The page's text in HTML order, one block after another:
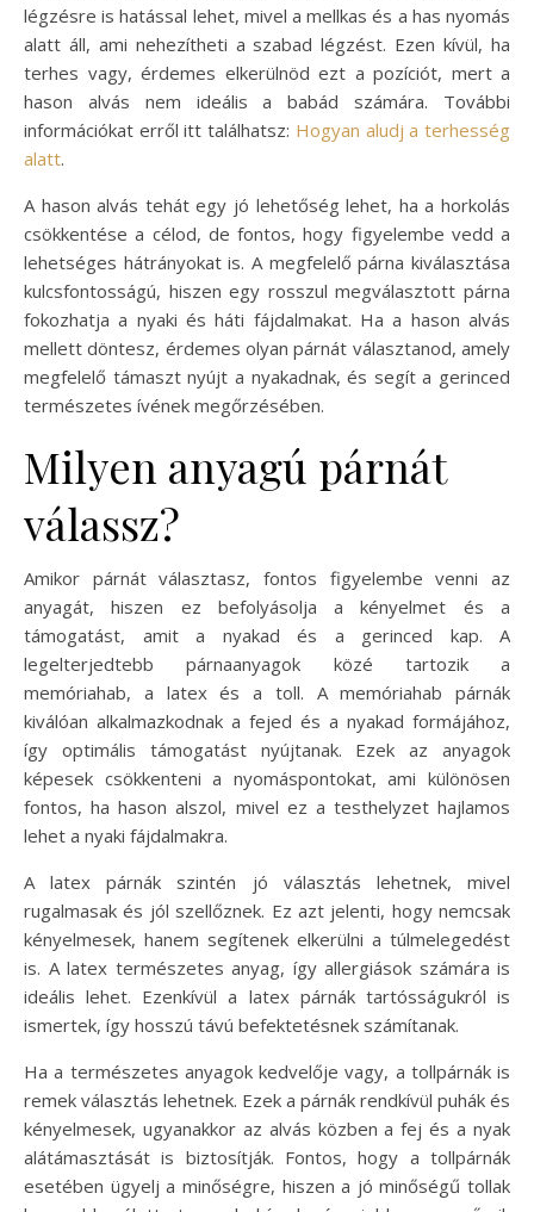
légzésre is hatással lehet, mivel a mellkas és a has nyomás
alatt áll, ami nehezítheti a szabad légzést. Ezen kívül, ha
terhes vagy, érdemes elkerülnöd ezt a pozíciót, mert a
hason alvás nem ideális a babád számára. További
információkat erről itt találhatsz: Hogyan aludj a terhesség
alatt.
A hason alvás tehát egy jó lehetőség lehet, ha a horkolás
csökkentése a célod, de fontos, hogy figyelembe vedd a
lehetséges hátrányokat is. A megfelelő párna kiválasztása
kulcsfontosságú, hiszen egy rosszul megválasztott párna
fokozhatja a nyaki és háti fájdalmakat. Ha a hason alvás
mellett döntesz, érdemes olyan párnát választanod, amely
megfelelő támaszt nyújt a nyakadnak, és segít a gerinced
természetes ívének megőrzésében.
Milyen anyagú párnát
válassz?
Amikor párnát választasz, fontos figyelembe venni az
anyagát, hiszen ez befolyásolja a kényelmet és a
támogatást, amit a nyakad és a gerinced kap. A
legelterjedtebb párnaanyagok közé tartozik a
memóriahab, a latex és a toll. A memóriahab párnák
kiválóan alkalmazkodnak a fejed és a nyakad formájához,
így optimális támogatást nyújtanak. Ezek az anyagok
képesek csökkenteni a nyomáspontokat, ami különösen
fontos, ha hason alszol, mivel ez a testhelyzet hajlamos
lehet a nyaki fájdalmakra.
A latex párnák szintén jó választás lehetnek, mivel
rugalmasak és jól szellőznek. Ez azt jelenti, hogy nemcsak
kényelmesek, hanem segítenek elkerülni a túlmelegedést
is. A latex természetes anyag, így allergiások számára is
ideális lehet. Ezenkívül a latex párnák tartósságukról is
ismertek, így hosszú távú befektetésnek számítanak.
Ha a természetes anyagok kedvelője vagy, a tollpárnák is
remek választás lehetnek. Ezek a párnák rendkívül puhák és
kényelmesek, ugyanakkor az alvás közben a fej és a nyak
alátámasztását is biztosítják. Fontos, hogy a tollpárnák
esetében ügyelj a minőségre, hiszen a jó minőségű tollak